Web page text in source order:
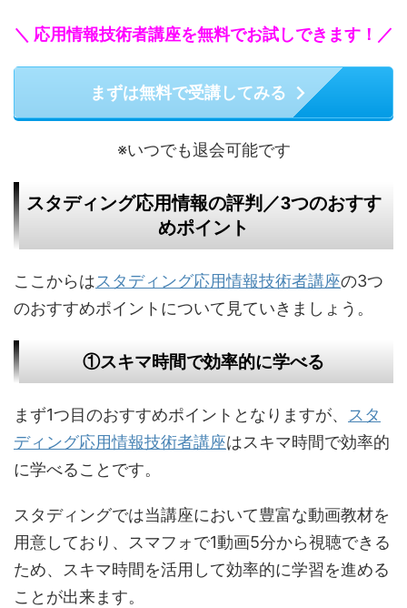
＼ 応用情報技術者講座を無料でお試しできます！／
まずは無料で受講してみる
※いつでも退会可能です
スタディング応用情報の評判／3つのおすす
めポイント
ここからはスタディング応用情報技術者講座の3つ
のおすすめポイントについて見ていきましょう。
①スキマ時間で効率的に学べる
まず1つ目のおすすめポイントとなりますが、
スタ
ディング応用情報技術者講座はスキマ時間で効率的
に学べることです。
スタディングでは当講座において豊富な動画教材を
用意しており、スマフォで1動画5分から視聴できる
ため、スキマ時間を活用して効率的に学習を進める
ことが出来ます。